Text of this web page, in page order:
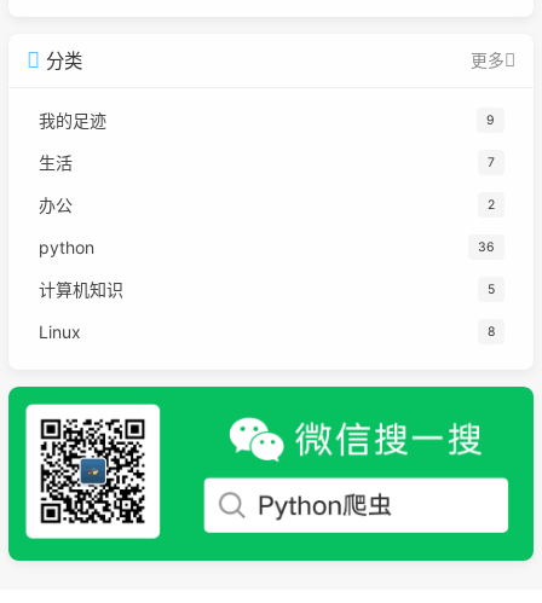
分类 更多
我的足迹 9
生活 7
办公 2
python 36
计算机知识 5
Linux 8